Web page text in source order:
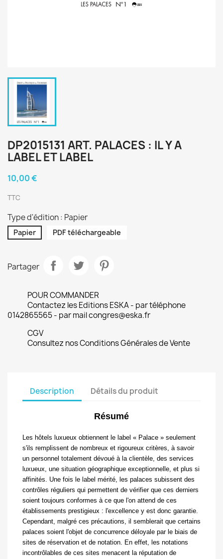
DP2015131 ART. PALACES : IL Y A
LABEL ET LABEL
10,00 €
TTC
Type d'édition : Papier
Papier PDF téléchargeable
Partager
POUR COMMANDER
Contactez les Editions ESKA - par téléphone
0142865565 - par mail congres@eska.fr
CGV
Consultez nos Conditions Générales de Vente
Description Détails du produit
Résumé
Les hôtels luxueux obtiennent le label « Palace » seulement
s'ils remplissent de nombreux et rigoureux critères, à savoir
un personnel totalement dévoué à la clientèle, des services
luxueux, une situation géographique exceptionnelle, et plus si
affinités. Une fois le label mérité, les palaces subissent des
contrôles réguliers qui permettent de vérifier que ces derniers
soient toujours conformes à ce que l'on attend de ces
établissements prestigieux : l'excellence y est donc garantie.
Cependant, malgré ces précautions, il semblerait que certains
palaces soient l'objet de concurrence déloyale par le biais de
sites de réservation et de notation. En effet, les notations
incontrôlables de ces sites menacent la réputation de